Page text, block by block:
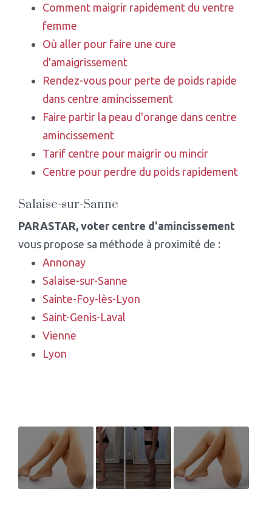
Comment maigrir rapidement du ventre
femme
Où aller pour faire une cure
d'amaigrissement
Rendez-vous pour perte de poids rapide
dans centre amincissement
Faire partir la peau d'orange dans centre
amincissement
Tarif centre pour maigrir ou mincir
Centre pour perdre du poids rapidement
Salaise-sur-Sanne
PARASTAR, voter centre d'amincissement
vous propose sa méthode à proximité de :
Annonay
Salaise-sur-Sanne
Sainte-Foy-lès-Lyon
Saint-Genis-Laval
Vienne
Lyon